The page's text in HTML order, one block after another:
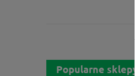
Popularne sklepy